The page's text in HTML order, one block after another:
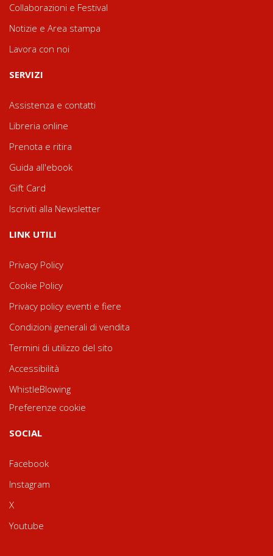
Collaborazioni e Festival
Notizie e Area stampa
Lavora con noi
SERVIZI
Assistenza e contatti
Libreria online
Prenota e ritira
Guida all'ebook
Gift Card
Iscriviti alla Newsletter
LINK UTILI
Privacy Policy
Cookie Policy
Privacy policy eventi e fiere
Condizioni generali di vendita
Termini di utilizzo del sito
Accessibilità
WhistleBlowing
Preferenze cookie
SOCIAL
Facebook
Instagram
X
Youtube